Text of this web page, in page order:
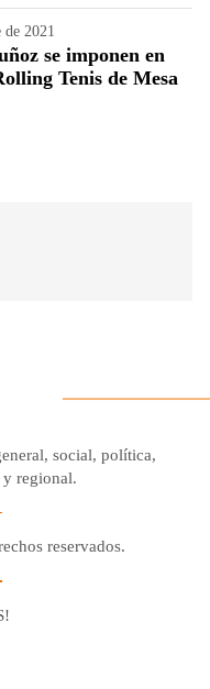
2021
se imponen en
Tenis de Mesa
social, política,
regional.
reservados.